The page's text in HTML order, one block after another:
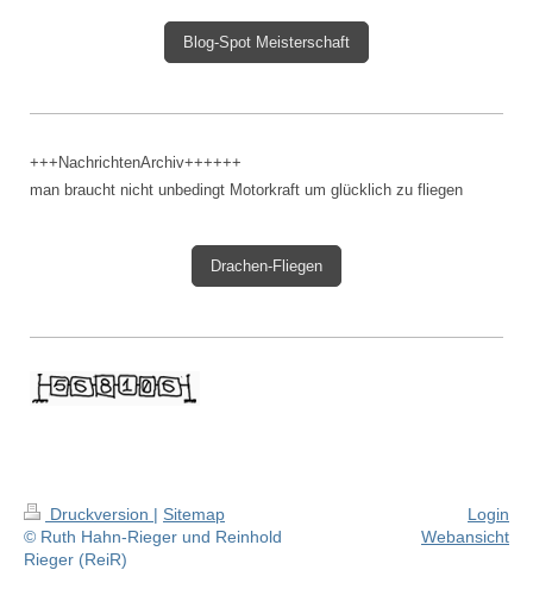
Blog-Spot Meisterschaft
+++NachrichtenArchiv++++++
man braucht nicht unbedingt Motorkraft um glücklich zu fliegen
Drachen-Fliegen
Druckversion | Sitemap
© Ruth Hahn-Rieger und Reinhold
Rieger (ReiR)
Login
Webansicht